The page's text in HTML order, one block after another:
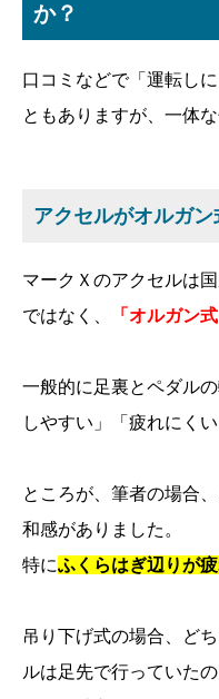
か？
口コミなどで「運転し
ともありますが、一体
アクセルがオルガン
マークＸのアクセルは
ではなく、
「オルガン
一般的に足裏とペダル
しやすい」「疲れにく
ところが、筆者の場合
和感がありました。
特にふくらはぎ辺りが
吊り下げ式の場合、ど
ルは足先で行っていた